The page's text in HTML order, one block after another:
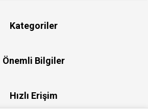
Kategoriler
Önemli Bilgiler
Hızlı Erişim